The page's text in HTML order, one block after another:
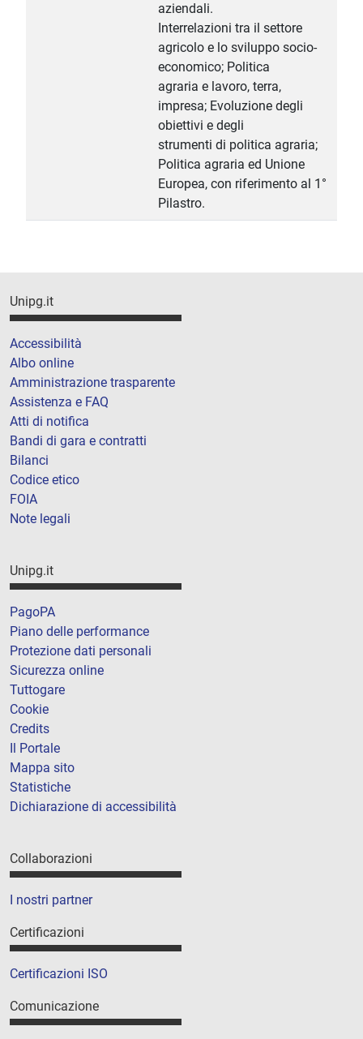
aziendali.
Interrelazioni tra il settore
agricolo e lo sviluppo socio-
economico; Politica
agraria e lavoro, terra,
impresa; Evoluzione degli
obiettivi e degli
strumenti di politica agraria;
Politica agraria ed Unione
Europea, con riferimento al 1°
Pilastro.
Unipg.it
Accessibilità
Albo online
Amministrazione trasparente
Assistenza e FAQ
Atti di notifica
Bandi di gara e contratti
Bilanci
Codice etico
FOIA
Note legali
Unipg.it
PagoPA
Piano delle performance
Protezione dati personali
Sicurezza online
Tuttogare
Cookie
Credits
Il Portale
Mappa sito
Statistiche
Dichiarazione di accessibilità
Collaborazioni
I nostri partner
Certificazioni
Certificazioni ISO
Comunicazione